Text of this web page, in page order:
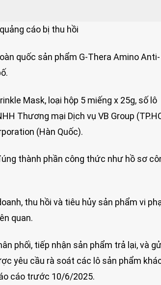
cáo bị thu hồi
quốc sản phẩm G-Thera Amino Anti-
Mask, loại hộp 5 miếng x 25g, số lô
Thương mại Dịch vụ VB Group
(Hàn Quốc).
thành phần công thức như hồ sơ
thu hồi và tiêu hủy sản phẩm vi
quan.
phối, tiếp nhận sản phẩm trả lại, và
yêu cầu rà soát các lô sản phẩm
cáo trước 10/6/2025.